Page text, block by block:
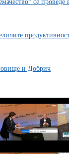
се
и Добрич